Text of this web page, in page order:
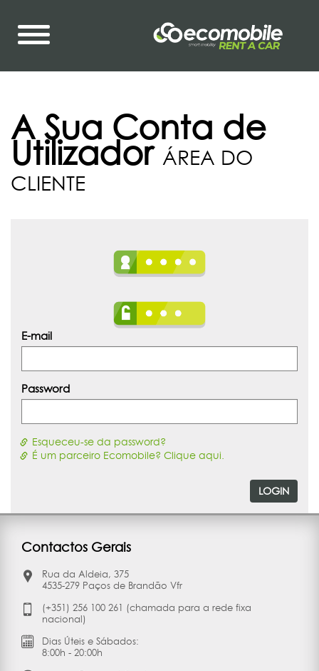
A Sua Conta de
UtilizadorÁREA DO
CLIENTE
E-mail
Password
Esqueceu-se da password?
É um parceiro Ecomobile? Clique aqui.
LOGIN
Contactos Gerais
Rua da Aldeia, 375
4535-279 Paços de Brandão Vfr
(+351) 256 100 261 (chamada para a rede fixa
nacional)
Dias Úteis e Sábados:
8:00h - 20:00h